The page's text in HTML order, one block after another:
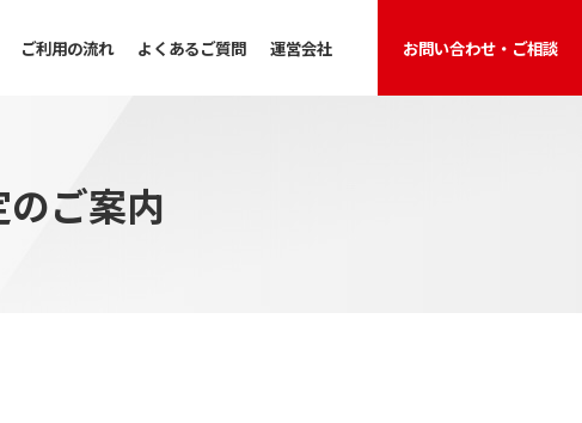
ご利用の流れ よくあるご質問 運営会社 お問い合わせ・ご相談
のご案内